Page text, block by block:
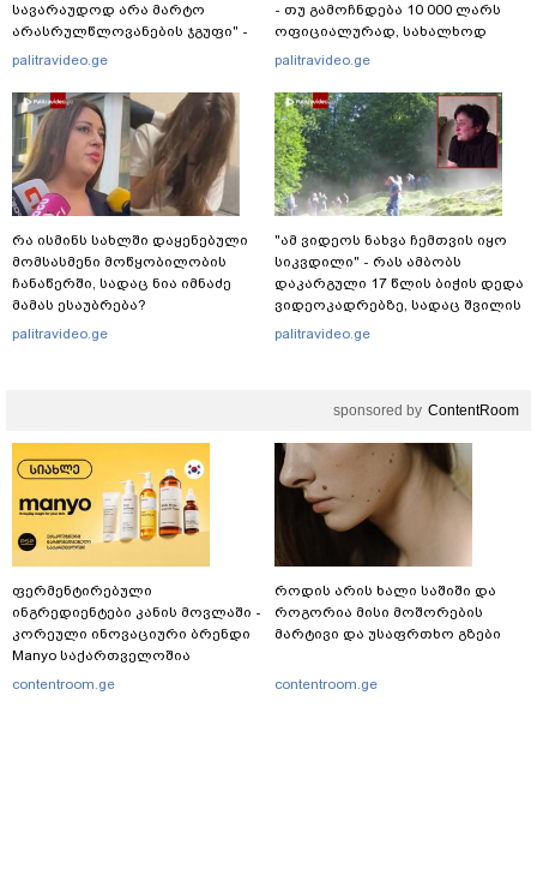
სავარაუდოდ არა მარტო
არასრულწლოვანების ჯგუფი" -
რა ინფორმაციას ავრცელებს
palitravideo.ge
რა ისმინს სახლში დაყენებული
მომსასმენი მოწყობილობის
ჩანაწერში, სადაც ნია იმნაძე
მამას ესაუბრება?
palitravideo.ge
- თუ გამოჩნდება 10 000 ლარს
ოფიციალურად, სახალხოდ
გადავცემ" - ეკა კუპატაძე
palitravideo.ge
"ამ ვიდეოს ნახვა ჩემთვის იყო
სიკვდილი" - რას ამბობს
დაკარგული 17 წლის ბიჭის დედა
ვიდეოკადრებზე, სადაც შვილის
განწირული ვედრების ხმა
palitravideo.ge
sponsored by ContentRoom
ფერმენტირებული
ინგრედიენტები კანის მოვლაში -
კორეული ინოვაციური ბრენდი
Manyo საქართველოშია
contentroom.ge
როდის არის ხალი საშიში და
როგორია მისი მოშორების
მარტივი და უსაფრთხო გზები
contentroom.ge